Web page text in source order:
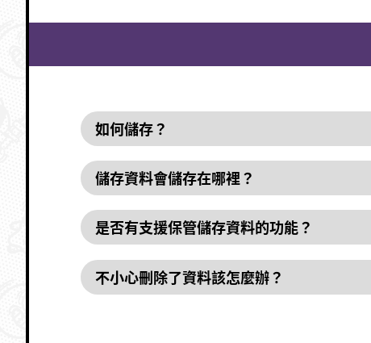
如何儲存？
儲存資料會儲存在哪裡？
是否有支援保管儲存資料的功能？
不小心刪除了資料該怎麼辦？